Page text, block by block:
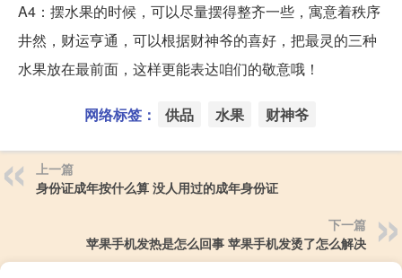
A4：摆水果的时候，可以尽量摆得整齐一些，寓意着秩序
井然，财运亨通，可以根据财神爷的喜好，把最灵的三种
水果放在最前面，这样更能表达咱们的敬意哦！
网络标签： 供品 水果 财神爷
上一篇
身份证成年按什么算 没人用过的成年身份证
下一篇
苹果手机发热是怎么回事 苹果手机发烫了怎么解决